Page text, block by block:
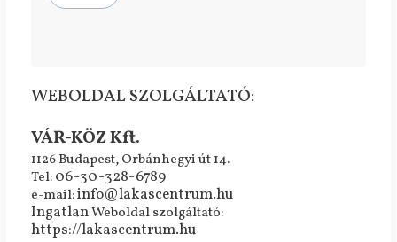
WEBOLDAL SZOLGÁLTATÓ:
VÁR-KÖZ Kft.
1126 Budapest, Orbánhegyi út 14.
Tel:06-30-328-6789
e-mail:info@lakascentrum.hu
IngatlanWeboldal szolgáltató:
https://lakascentrum.hu